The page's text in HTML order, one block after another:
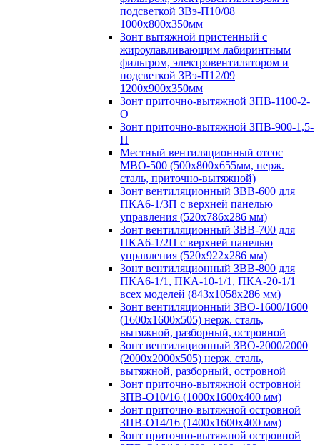
подсветкой ЗВэ-П10/08
1000х800х350мм
Зонт вытяжной пристенный с
жироулавливающим лабиринтным
фильтром, электровентилятором и
подсветкой ЗВэ-П12/09
1200х900х350мм
Зонт приточно-вытяжной ЗПВ-1100-2-
О
Зонт приточно-вытяжной ЗПВ-900-1,5-
П
Местный вентиляционный отсос
МВО-500 (500х800х655мм, нерж.
сталь, приточно-вытяжной)
Зонт вентиляционный ЗВВ-600 для
ПКА6-1/3П с верхней панелью
управления (520х786х286 мм)
Зонт вентиляционный ЗВВ-700 для
ПКА6-1/2П с верхней панелью
управления (520х922х286 мм)
Зонт вентиляционный ЗВВ-800 для
ПКА6-1/1, ПКА-10-1/1, ПКА-20-1/1
всех моделей (843х1058х286 мм)
Зонт вентиляционный ЗВО-1600/1600
(1600х1600х505) нерж. сталь,
вытяжной, разборный, островной
Зонт вентиляционный ЗВО-2000/2000
(2000х2000х505) нерж. сталь,
вытяжной, разборный, островной
Зонт приточно-вытяжной островной
ЗПВ-О10/16 (1000х1600х400 мм)
Зонт приточно-вытяжной островной
ЗПВ-О14/16 (1400х1600х400 мм)
Зонт приточно-вытяжной островной